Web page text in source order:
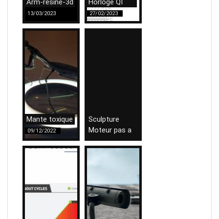
13/03/2023 27/02/2023
Mante toxique
09/12/2022
Sculpture
Moteur pas a
pas